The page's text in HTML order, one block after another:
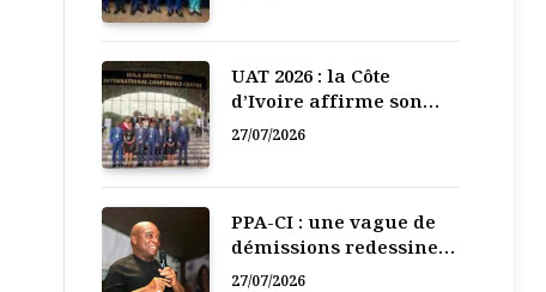
UAT 2026 : la Côte
d’Ivoire affirme son
leadership numérique
27/07/2026
PPA-CI : une vague de
démissions redessine
la recomposition
27/07/2026